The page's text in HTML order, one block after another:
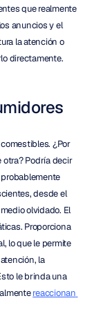
que realmente
anuncios y el
la atención o
directamente.
¿Por
otra? Podría decir
desde el
olvidado. El
Proporciona
lo que le permite
la
le brinda una
reaccionan